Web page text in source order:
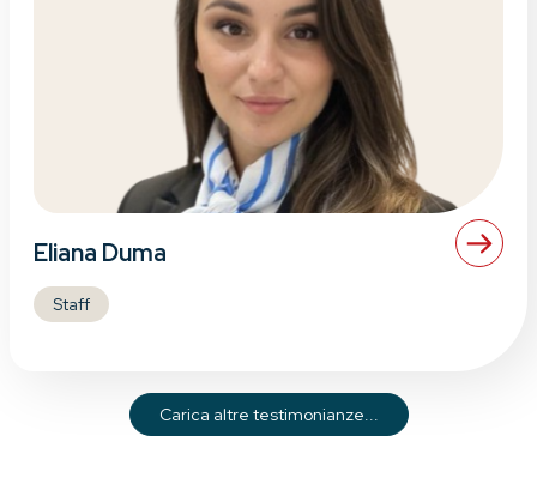
Eliana Duma
Staff
Carica altre testimonianze...